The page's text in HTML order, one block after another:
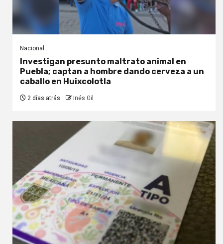
Nacional
Investigan presunto maltrato animal en
Puebla; captan a hombre dando cerveza a un
caballo en Huixcolotla
2 días atrás Inés Gil